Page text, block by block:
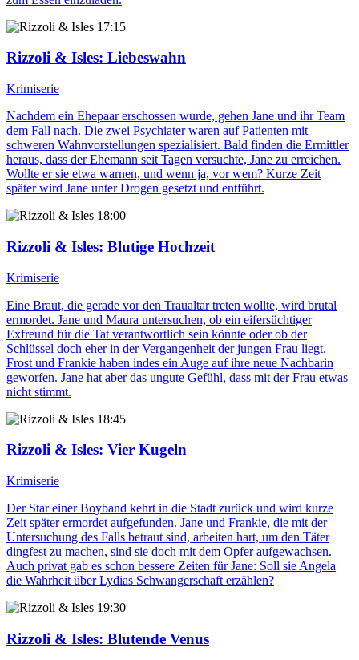
17:15
Rizzoli & Isles: Liebeswahn
Krimiserie
Nachdem ein Ehepaar erschossen wurde, gehen Jane und ihr Team
dem Fall nach. Die zwei Psychiater waren auf Patienten mit
schweren Wahnvorstellungen spezialisiert. Bald finden die Ermittler
heraus, dass der Ehemann seit Tagen versuchte, Jane zu erreichen.
Wollte er sie etwa warnen, und wenn ja, vor wem? Kurze Zeit
später wird Jane unter Drogen gesetzt und entführt.
18:00
Rizzoli & Isles: Blutige Hochzeit
Krimiserie
Eine Braut, die gerade vor den Traualtar treten wollte, wird brutal
ermordet. Jane und Maura untersuchen, ob ein eifersüchtiger
Exfreund für die Tat verantwortlich sein könnte oder ob der
Schlüssel doch eher in der Vergangenheit der jungen Frau liegt.
Frost und Frankie haben indes ein Auge auf ihre neue Nachbarin
geworfen. Jane hat aber das ungute Gefühl, dass mit der Frau etwas
nicht stimmt.
18:45
Rizzoli & Isles: Vier Kugeln
Krimiserie
Der Star einer Boyband kehrt in die Stadt zurück und wird kurze
Zeit später ermordet aufgefunden. Jane und Frankie, die mit der
Untersuchung des Falls betraut sind, arbeiten hart, um den Täter
dingfest zu machen, sind sie doch mit dem Opfer aufgewachsen.
Auch privat gab es schon bessere Zeiten für Jane: Soll sie Angela
die Wahrheit über Lydias Schwangerschaft erzählen?
19:30
Rizzoli & Isles: Blutende Venus